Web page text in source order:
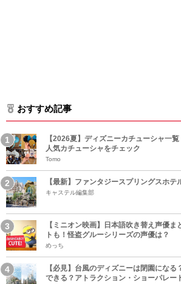
おすすめ記事
【2026夏】ディズニーカチューシャ一
人気カチューシャをチェック
Tomo
【最新】ファンタジースプリングスホ
キャステル編集部
【ミニオン映画】日本語吹き替え声優
トも！怪盗グルーシリーズの声優は？
めっち
【必見】台風のディズニーは閉園にな
できる？アトラクション・ショーパレー